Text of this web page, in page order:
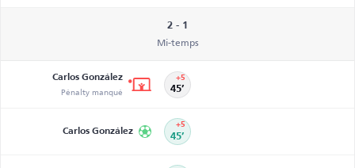
2 - 1
Mi-temps
Carlos González
Pénalty manqué 45’
+5
Carlos González 45’
+5